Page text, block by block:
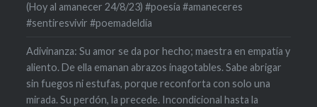
(Hoy al amanecer 24/8/23) #poesía #amaneceres
#sentiresvivir #poemadeldía
Adivinanza: Su amor se da por hecho; maestra en empatía y
aliento. De ella emanan abrazos inagotables. Sabe abrigar
sin fuegos ni estufas, porque reconforta con solo una
mirada. Su perdón, la precede. Incondicional hasta la